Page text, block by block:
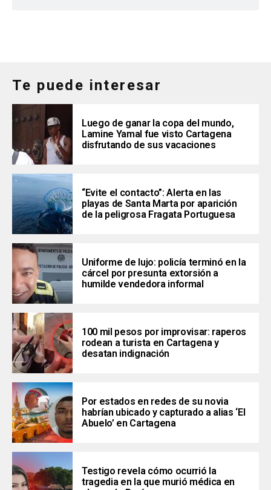
Te puede interesar
Luego de ganar la copa del mundo,
Lamine Yamal fue visto Cartagena
disfrutando de sus vacaciones
“Evite el contacto”: Alerta en las
playas de Santa Marta por aparición
de la peligrosa Fragata Portuguesa
Uniforme de lujo: policía terminó en la
cárcel por presunta extorsión a
humilde vendedora informal
100 mil pesos por improvisar: raperos
rodean a turista en Cartagena y
desatan indignación
Por estados en redes de su novia
habrían ubicado y capturado a alias ‘El
Abuelo’ en Cartagena
Testigo revela cómo ocurrió la
tragedia en la que murió médica en